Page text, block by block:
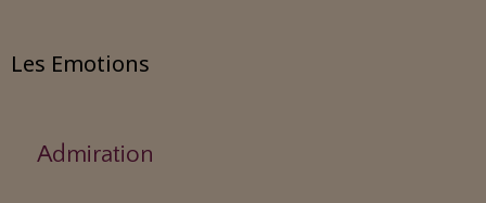
Les Emotions
Admiration